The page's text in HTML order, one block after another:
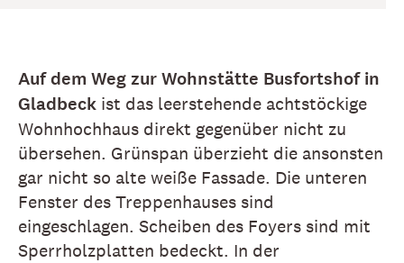
Auf dem Weg zur Wohnstätte Busfortshof in
Gladbeck ist das leerstehende achtstöckige
Wohnhochhaus direkt gegenüber nicht zu
übersehen. Grünspan überzieht die ansonsten
gar nicht so alte weiße Fassade. Die unteren
Fenster des Treppenhauses sind
eingeschlagen. Scheiben des Foyers sind mit
Sperrholzplatten bedeckt. In der